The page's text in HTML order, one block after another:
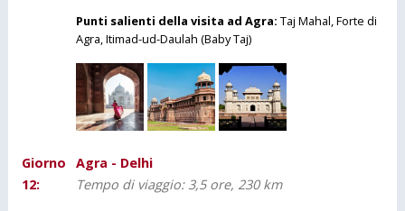
Punti salienti della visita ad Agra: Taj Mahal, Forte di
Agra, Itimad-ud-Daulah (Baby Taj)
Giorno
12:
Agra - Delhi
Tempo di viaggio: 3,5 ore, 230 km